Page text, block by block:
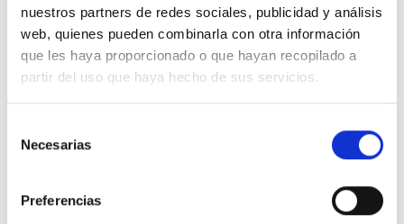
nuestros partners de redes sociales, publicidad y análisis
web, quienes pueden combinarla con otra información
que les haya proporcionado o que hayan recopilado a
partir del uso que haya hecho de sus servicios.
Necesarias
Preferencias
conocidos trabajos e impartido numerosas ponencias.
Publicaciones destacadas:
de la jurisprudencia y doctrina administrativa.
Cuestiones tributarias de la ejecución del